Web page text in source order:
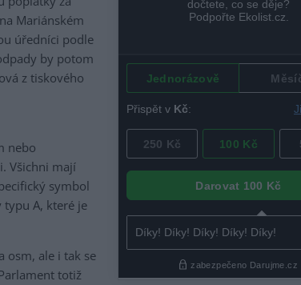
Mariánském
úředníci podle
by potom
z tiskového
nebo
Všichni mají
symbol
typu A, které je
osm, ale i tak se
totiž